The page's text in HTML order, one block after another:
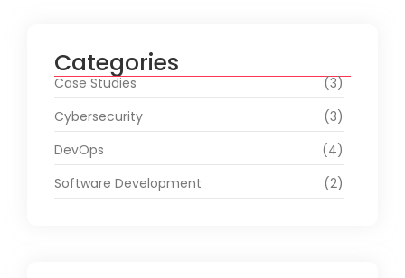
Categories
Case Studies
(3)
Cybersecurity
(3)
DevOps
(4)
Software Development
(2)